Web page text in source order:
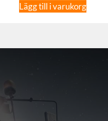
Lägg till i varukorg